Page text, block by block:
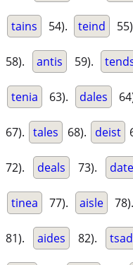
tains 54). teind
58). antis 59).
tenia 63). dales
67). tales 68). deist
72). deals 73).
tinea 77). aisle 78).
81). aides 82).